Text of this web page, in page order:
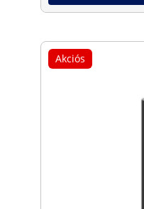
Akciós